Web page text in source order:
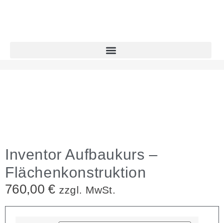
Inventor Aufbaukurs –
Flächenkonstruktion
760,00€ zzgl. MwSt.